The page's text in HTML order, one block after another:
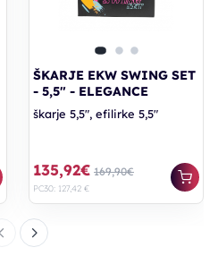
ŠKARJE EKW SWING SET
- 5,5" - ELEGANCE
škarje 5,5", efilirke 5,5"
135,92€ 169,90€
PC30: 127,42 €